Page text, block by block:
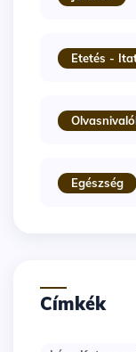
Etetés -
Egészség
Címkék